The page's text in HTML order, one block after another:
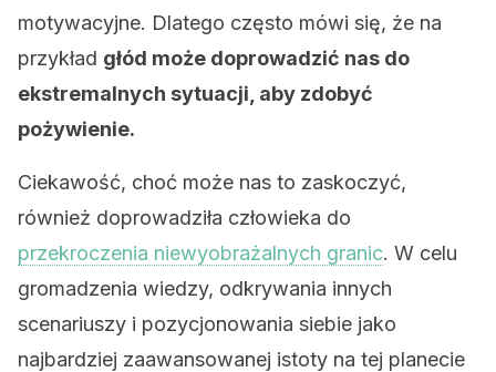
motywacyjne. Dlatego często mówi się, że na
przykład głód może doprowadzić nas do
ekstremalnych sytuacji, aby zdobyć
pożywienie.
Ciekawość, choć może nas to zaskoczyć,
również doprowadziła człowieka do
przekroczenia niewyobrażalnych granic. W celu
gromadzenia wiedzy, odkrywania innych
scenariuszy i pozycjonowania siebie jako
najbardziej zaawansowanej istoty na tej planecie